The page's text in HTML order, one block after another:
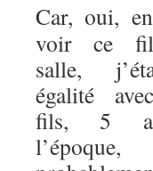
Car, oui,
voir ce
salle,
égalité
fils, 5